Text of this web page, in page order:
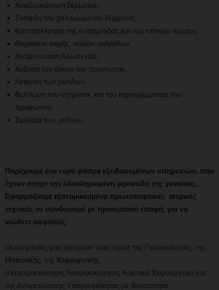
Αναζωογόνηση δέρματος.
Σύσφιξη του χαλαρωμένου δέρματος
Καταπολέμηση της κυτταρίτιδας και του τοπικού πάχους.
Θεραπεία ακμής, ουλών, ραγάδων
Αντιμετώπιση Αλωπεκίας
Αύξηση του όγκου του προσώπου.
Λείανση των ρυτίδων.
Βελτίωση του σχήματος και του περιγράμματος του
προσώπου.
Σμίλεμα των χειλιών.
Παρέχουμε ένα ευρύ φάσμα εξειδικευμένων υπηρεσιών, που
έχουν στόχο την ολοκληρωμένη φροντίδα της γυναίκας.
Εφαρμόζουμε εξατομικευμένα πρωτοποριακές ιατρικές
τεχνικές σε συνδυασμό με προσωπική επαφή, για να
νιώθετε ασφαλείς.
Οι υπηρεσίες μας αφορούν τους τομείς της Γυναικολογίας, της
Μαιευτικής, της Χειρουργικής
(Λαπαροσκόπηση,Υστεροσκόπηση, Κολπικά Χειρουργεία) και
της Αντιμετώπισης Υπογονιμότητας με δυνατότητα